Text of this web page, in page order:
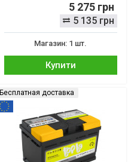
5 275 грн
5 135 грн
Магазин: 1 шт.
Купити
Бесплатная доставка